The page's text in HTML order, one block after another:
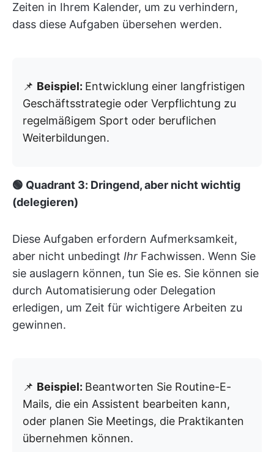
Zeiten in Ihrem Kalender, um zu verhindern,
dass diese Aufgaben übersehen werden.
📌 Beispiel: Entwicklung einer langfristigen
Geschäftsstrategie oder Verpflichtung zu
regelmäßigem Sport oder beruflichen
Weiterbildungen.
🟢 Quadrant 3: Dringend, aber nicht wichtig
(delegieren)
Diese Aufgaben erfordern Aufmerksamkeit,
aber nicht unbedingt Ihr Fachwissen. Wenn Sie
sie auslagern können, tun Sie es. Sie können sie
durch Automatisierung oder Delegation
erledigen, um Zeit für wichtigere Arbeiten zu
gewinnen.
📌 Beispiel: Beantworten Sie Routine-E-
Mails, die ein Assistent bearbeiten kann,
oder planen Sie Meetings, die Praktikanten
übernehmen können.